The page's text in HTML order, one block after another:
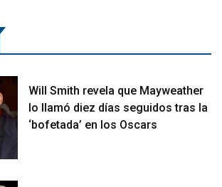
Will Smith revela que Mayweather
lo llamó diez días seguidos tras la
‘bofetada’ en los Oscars